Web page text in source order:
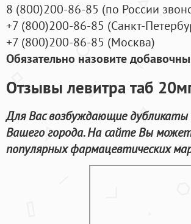
8 (800)200-86-85 (по России
+7 (800)200-86-85 (Санкт-
+7 (800)200-86-85 (Москва)
Обязательно назовите
Отзывы левитра таб
Для Вас возбуждающие дубликаты
Вашего города. На сайте Вы
популярных фармацевтических